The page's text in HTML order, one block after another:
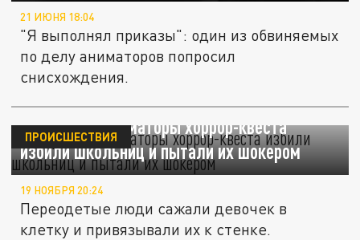
21 ИЮНЯ 18:04
"Я выполнял приказы": один из обвиняемых
по делу аниматоров попросил
снисхождения.
В Саратове аниматоры хоррор-квеста
избили школьниц и пытали их шокером
ПРОИСШЕСТВИЯ
19 НОЯБРЯ 20:24
Переодетые люди сажали девочек в
клетку и привязывали их к стенке.